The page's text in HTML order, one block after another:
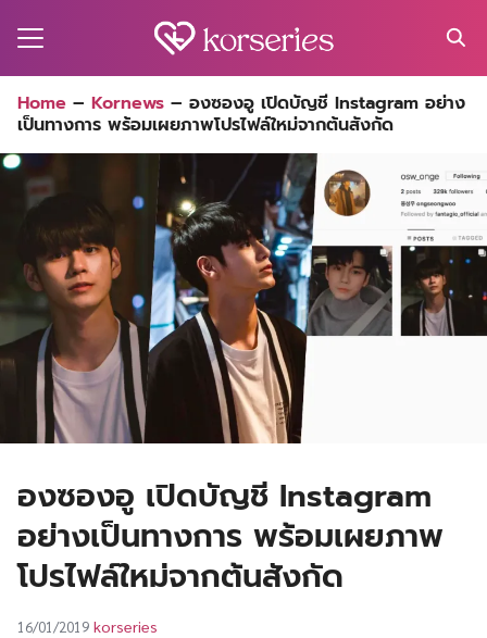
for:
Home – Kornews – องซองอู เปิดบัญชี Instagram อย่าง
เป็นทางการ พร้อมเผยภาพโปรไฟล์ใหม่จากต้นสังกัด
องซองอู เปิดบัญชี Instagram
อย่างเป็นทางการ พร้อมเผยภาพ
โปรไฟล์ใหม่จากต้นสังกัด
16/01/2019 korseries